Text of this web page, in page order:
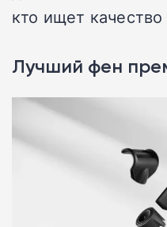
кто ищет
Лучший фен